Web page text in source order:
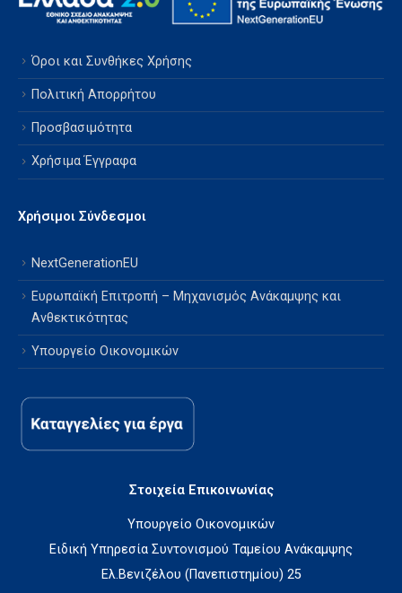
Όροι και Συνθήκες Χρήσης
Πολιτική Απορρήτου
Προσβασιμότητα
Χρήσιμα Έγγραφα
Χρήσιμοι Σύνδεσμοι
NextGenerationEU
Ευρωπαϊκή Επιτροπή – Μηχανισμός Ανάκαμψης και
Ανθεκτικότητας
Υπουργείο Οικονομικών
Στοιχεία Επικοινωνίας
Υπουργείο Οικονομικών
Ειδική Υπηρεσία Συντονισμού Ταμείου Ανάκαμψης
Ελ.Βενιζέλου (Πανεπιστημίου) 25